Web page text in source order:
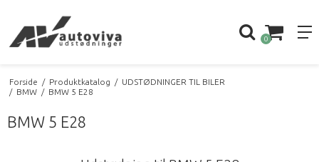
0
Forside / Produktkatalog / UDSTØDNINGER TIL BILER
/ BMW / BMW 5 E28
BMW 5 E28